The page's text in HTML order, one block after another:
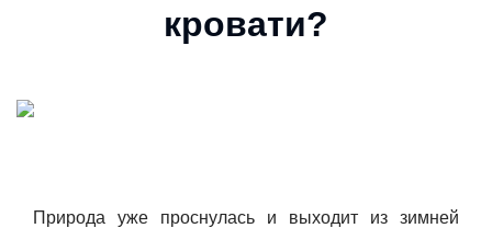
кровати?
Природа уже проснулась и выходит из зимней